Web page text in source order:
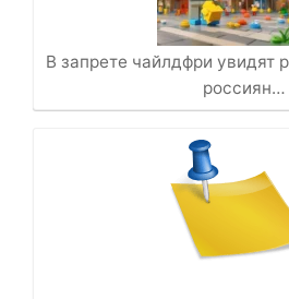
В запрете чайлдфри увидят
россиян…